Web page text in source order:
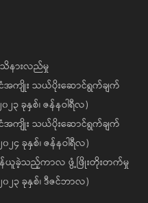
နားလည်မှု
အကျိုး သယ်ပိုးဆောင်ရွက်ချက်
၂၃ ခုနှစ်၊ ဇန်နဝါရီလ)
အကျိုး သယ်ပိုးဆောင်ရွက်ချက်
၂၄ ခုနှစ်၊ ဇန်နဝါရီလ)
ဝန်ယူခဲ့သည့်ကာလ ဖွံ့ဖြိုးတိုးတက်မှု
၂၃ ခုနှစ်၊ ဒီဇင်ဘာလ)